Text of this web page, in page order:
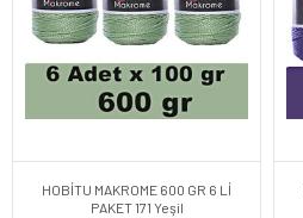
HOBİTU MAKROME 600 GR 6 Lİ
PAKET 171 Yeşil